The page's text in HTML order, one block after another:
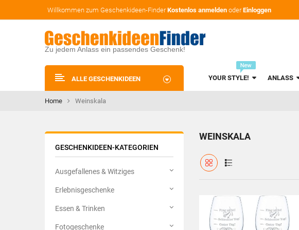
Willkommen zum Geschenkideen-FinderKostenlos anmelden oderEinloggen
Zu jedem Anlass ein passendes Geschenk!
ALLE GESCHENKIDEEN YOUR STYLE! ANLASS
Home Weinskala
GESCHENKIDEEN-KATEGORIEN
Ausgefallenes & Witziges
Erlebnisgeschenke
Essen & Trinken
Fotogeschenke
WEINSKALA